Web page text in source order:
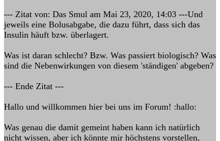
--- Zitat von: Das Smul am Mai 23, 2020, 14:03 ---Und
jeweils eine Bolusabgabe, die dazu führt, dass sich das
Insulin häuft bzw. überlagert.
Was ist daran schlecht? Bzw. Was passiert biologisch? Was
sind die Nebenwirkungen von diesem 'ständigen' abgeben?
--- Ende Zitat ---
Hallo und willkommen hier bei uns im Forum! :hallo:
Was genau die damit gemeint haben kann ich natürlich
nicht wissen, aber ich könnte mir höchstens vorstellen,